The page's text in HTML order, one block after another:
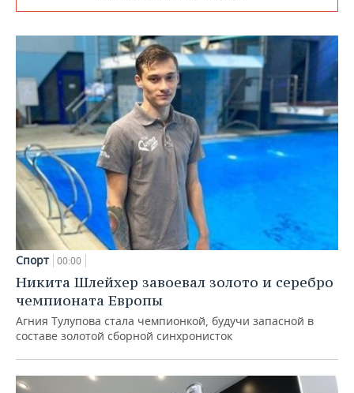
Спорт 00:00
Никита Шлейхер завоевал золото и серебро
чемпионата Европы
Агния Тулупова стала чемпионкой, будучи запасной в
составе золотой сборной синхронисток